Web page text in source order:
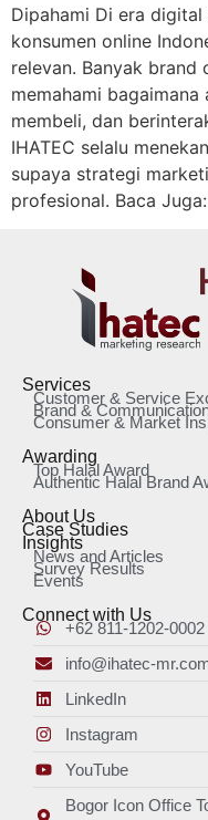
Dipahami Di era
konsumen online
relevan. Banyak brand
memahami
membeli, dan
IHATEC selalu
supaya strategi
profesional. Baca
Services
Customer & Service
Brand &
Consumer & Market
Awarding
Top Halal Award
Authentic Halal Brand
About Us
Case Studies
Insights
News and Articles
Survey Results
Events
Connect with Us
+62 811-1202-0002
info@ihatec-
LinkedIn
Instagram
YouTube
Bogor Icon Office